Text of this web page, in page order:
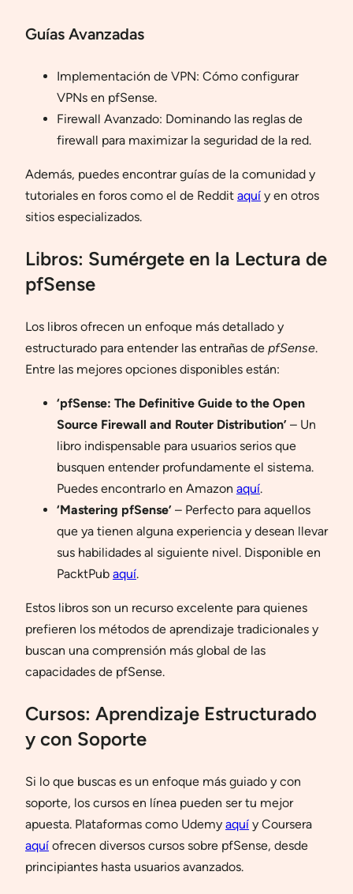
Guías Avanzadas
Implementación de VPN: Cómo configurar
VPNs en pfSense.
Firewall Avanzado: Dominando las reglas de
firewall para maximizar la seguridad de la red.
Además, puedes encontrar guías de la comunidad y
tutoriales en foros como el de Reddit aquí y en otros
sitios especializados.
Libros: Sumérgete en la Lectura de
pfSense
Los libros ofrecen un enfoque más detallado y
estructurado para entender las entrañas de pfSense.
Entre las mejores opciones disponibles están:
‘pfSense: The Definitive Guide to the Open
Source Firewall and Router Distribution’ – Un
libro indispensable para usuarios serios que
busquen entender profundamente el sistema.
Puedes encontrarlo en Amazon aquí.
‘Mastering pfSense’ – Perfecto para aquellos
que ya tienen alguna experiencia y desean llevar
sus habilidades al siguiente nivel. Disponible en
PacktPub aquí.
Estos libros son un recurso excelente para quienes
prefieren los métodos de aprendizaje tradicionales y
buscan una comprensión más global de las
capacidades de pfSense.
Cursos: Aprendizaje Estructurado
y con Soporte
Si lo que buscas es un enfoque más guiado y con
soporte, los cursos en línea pueden ser tu mejor
apuesta. Plataformas como Udemy aquí y Coursera
aquí ofrecen diversos cursos sobre pfSense, desde
principiantes hasta usuarios avanzados.